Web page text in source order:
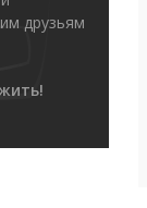
друзьям